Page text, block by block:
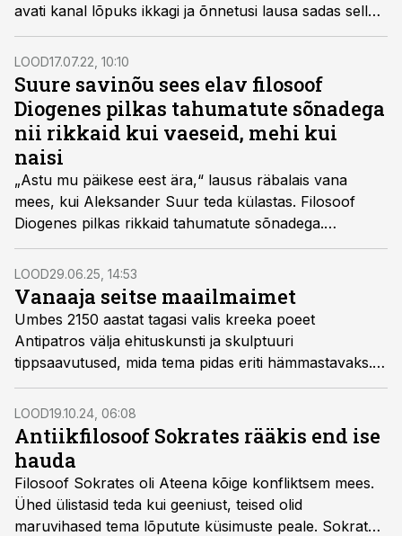
avati kanal lõpuks ikkagi ja õnnetusi lausa sadas sellele
kaela.
LOOD17.07.22, 10:10
Suure savinõu sees elav filosoof
Diogenes pilkas tahumatute sõnadega
nii rikkaid kui vaeseid, mehi kui
naisi
„Astu mu päikese eest ära,“ lausus räbalais vana
mees, kui Aleksander Suur teda külastas. Filosoof
Diogenes pilkas rikkaid tahumatute sõnadega.
Niisugusel moel levitas ta oma erilist maailmavaadet.
LOOD29.06.25, 14:53
Vanaaja seitse maailmaimet
Umbes 2150 aastat tagasi valis kreeka poeet
Antipatros välja ehitus­kunsti ja skulptuuri
tippsaavutused, mida tema pidas eriti hämmastavaks.
Nimekiri sai hiljem tuntuks vanaaja seitsme
maailmaimena.
LOOD19.10.24, 06:08
Antiikfilosoof Sokrates rääkis end ise
hauda
Filosoof Sokrates oli Ateena kõige konfliktsem mees.
Ühed ülistasid teda kui geeniust, teised olid
maruvihased tema lõputute küsimuste peale. Sokrates